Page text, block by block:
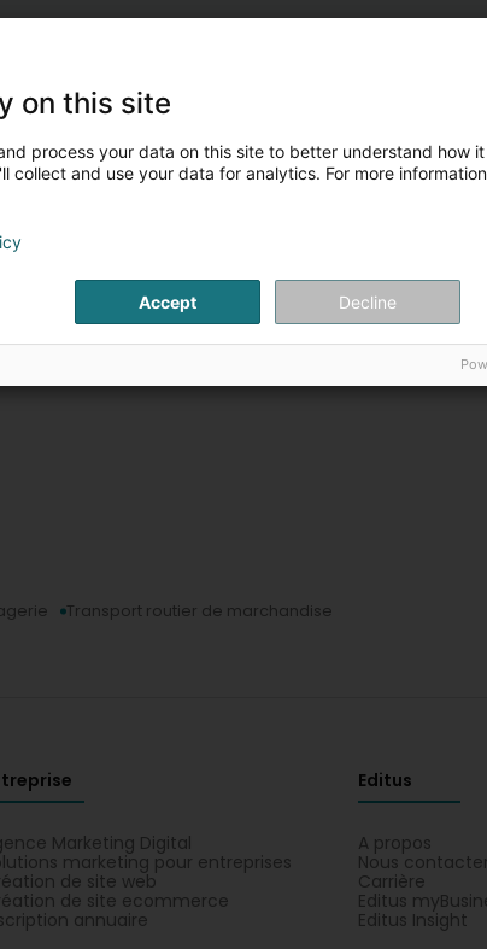
Transport routier de marchandise
Marketing Digital
marketing pour entreprises
de site web
de site ecommerce
annuaire
Editus
A propos
Nous contacter
Carrière
Editus
Editus Insight
on this site
process your data on this site to better understand how
collect and use your data for analytics. For more
Accept Decline